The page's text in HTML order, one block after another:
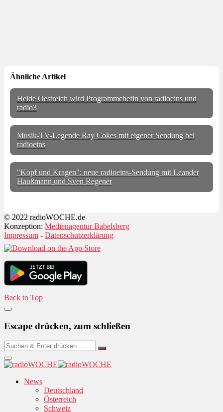
Ähnliche Artikel
Heide Oestreich wird Programmchefin von radioeins und
radio3
Musik-TV-Legende Ray Cokes mit eigener Sendung bei
radioeins
"Kopf und Kragen": neue radioeins-Sendung mit Leander
Haußmann und Sven Regener
© 2022 radioWOCHE.de
Konzeption: Medienagentur Babelsberg
Impressum - Datenschutzerklärung
Back to Top
Escape drücken, zum schließen
News
Deutschland
Österreich
Schweiz